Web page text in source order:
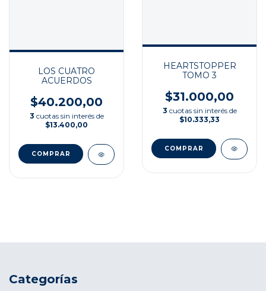
LOS CUATRO
ACUERDOS
$40.200,00
3 cuotas sin interés de
$13.400,00
HEARTSTOPPER
TOMO 3
$31.000,00
3 cuotas sin interés de
$10.333,33
Categorías